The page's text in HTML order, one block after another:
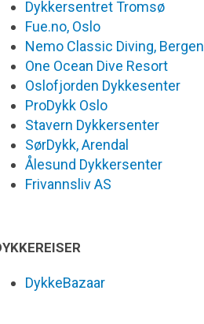
Dykkersentret Tromsø
Fue.no, Oslo
Nemo Classic Diving, Bergen
One Ocean Dive Resort
Oslofjorden Dykkesenter
ProDykk Oslo
Stavern Dykkersenter
SørDykk, Arendal
Ålesund Dykkersenter
Frivannsliv AS
DykkeBazaar